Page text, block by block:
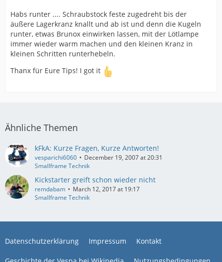
Habs runter .... Schraubstock feste zugedreht bis der
äußere Lagerkranz knallt und ab ist und denn die Kugeln
runter, etwas Brunox einwirken lassen, mit der Lötlampe
immer wieder warm machen und den kleinen Kranz in
kleinen Schritten runterhebeln.
Thanx für Eure Tips! I got it
Ähnliche Themen
kFkA: Kurze Fragen, Kurze Antworten!
vesparichi6060
December 19, 2007 at 20:31
Smallframe Technik
Kickstarter greift schon wieder nicht
remdabam
March 12, 2017 at 19:17
Smallframe Technik
Datenschutzerklärung Impressum Kontakt